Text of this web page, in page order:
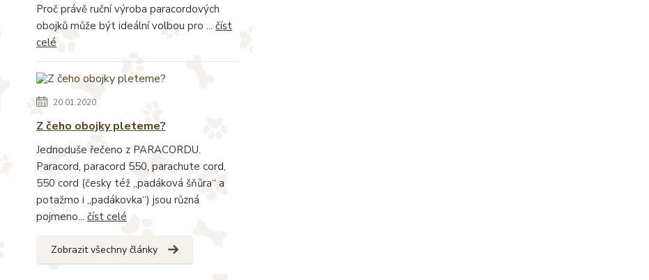
Proč právě ruční výroba paracordových
obojků může být ideální volbou pro ... číst
celé
20.01.2020
Z čeho obojky pleteme?
Jednoduše řečeno z PARACORDU.
Paracord, paracord 550, parachute cord,
550 cord (česky též „padáková šňůra“ a
potažmo i „padákovka“) jsou různá
pojmeno... číst celé
Zobrazit všechny články